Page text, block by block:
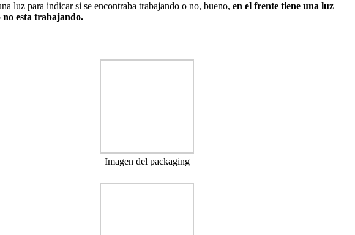
luz para indicar si se encontraba trabajando o no, bueno, en el frente tiene una luz
no esta trabajando.
Imagen del packaging